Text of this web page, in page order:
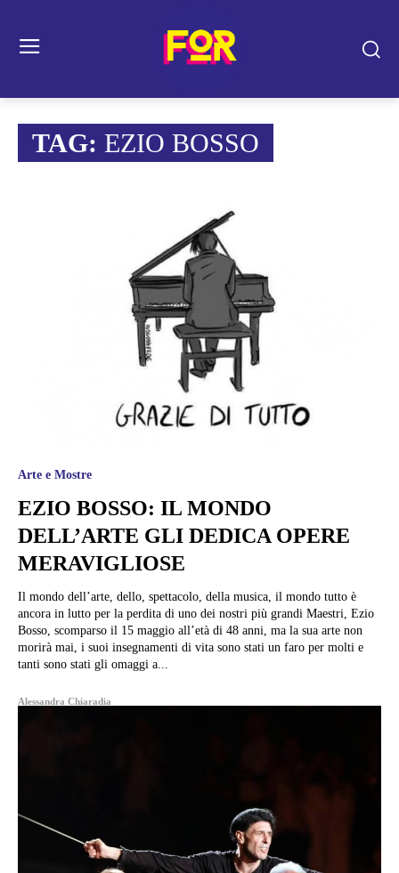
TAG: EZIO BOSSO
Arte e Mostre
EZIO BOSSO: IL MONDO
DELL’ARTE GLI DEDICA OPERE
MERAVIGLIOSE
Il mondo dell’arte, dello, spettacolo, della musica, il mondo tutto è
ancora in lutto per la perdita di uno dei nostri più grandi Maestri, Ezio
Bosso, scomparso il 15 maggio all’età di 48 anni, ma la sua arte non
morirà mai, i suoi insegnamenti di vita sono stati un faro per molti e
tanti sono stati gli omaggi a...
Alessandra Chiaradia